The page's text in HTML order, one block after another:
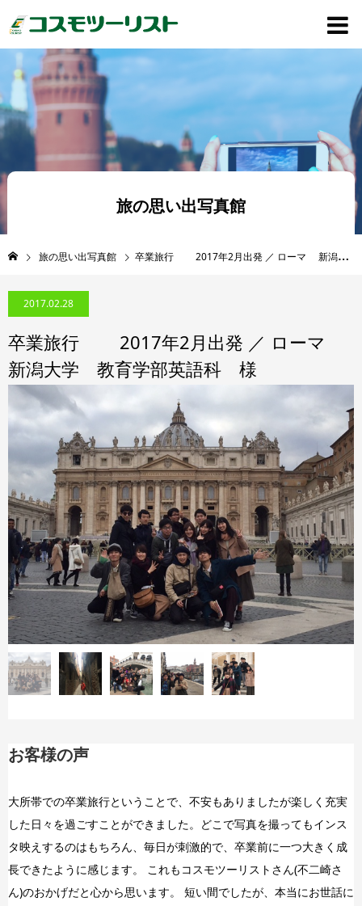
旅の思い出写真館
旅の思い出写真館 卒業旅行 2017年2月出発 ／ ローマ 新潟大学 教育学部英語科 様
2017.02.28
卒業旅行 2017年2月出発 ／ ローマ
新潟大学 教育学部英語科 様
お客様の声
大所帯での卒業旅行ということで、不安もありましたが楽しく充実
した日々を過ごすことができました。どこで写真を撮ってもインス
タ映えするのはもちろん、毎日が刺激的で、卒業前に一つ大きく成
長できたように感じます。 これもコスモツーリストさん(不二崎さ
ん)のおかげだと心から思います。 短い間でしたが、本当にお世話に